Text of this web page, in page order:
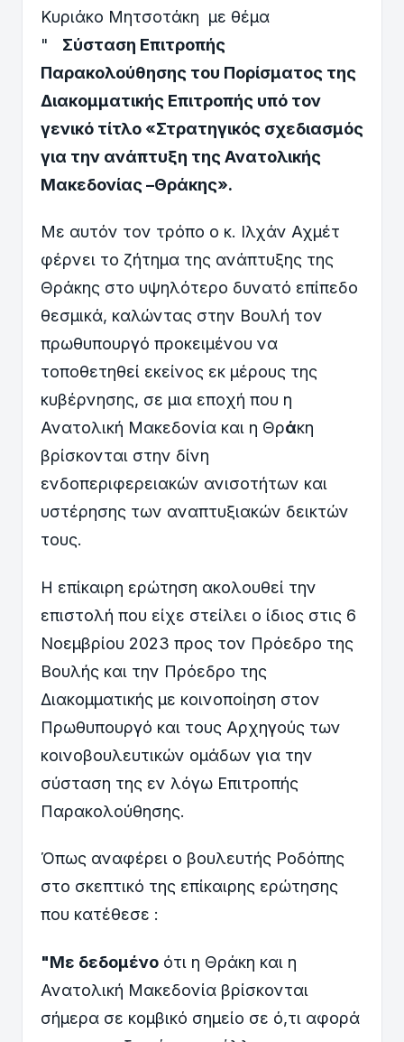
Κυριάκο Μητσοτάκη με θέμα
" Σύσταση Επιτροπής
Παρακολούθησης του Πορίσματος της
Διακομματικής Επιτροπής υπό τον
γενικό τίτλο «Στρατηγικός σχεδιασμός
για την ανάπτυξη της Ανατολικής
Μακεδονίας –Θράκης».
Με αυτόν τον τρόπο ο κ. Ιλχάν Αχμέτ
φέρνει το ζήτημα της ανάπτυξης της
Θράκης στο υψηλότερο δυνατό επίπεδο
θεσμικά, καλώντας στην Βουλή τον
πρωθυπουργό προκειμένου να
τοποθετηθεί εκείνος εκ μέρους της
κυβέρνησης, σε μια εποχή που η
Ανατολική Μακεδονία και η Θράκη
βρίσκονται στην δίνη
ενδοπεριφερειακών ανισοτήτων και
υστέρησης των αναπτυξιακών δεικτών
τους.
Η επίκαιρη ερώτηση ακολουθεί την
επιστολή που είχε στείλει ο ίδιος στις 6
Νοεμβρίου 2023 προς τον Πρόεδρο της
Βουλής και την Πρόεδρο της
Διακομματικής με κοινοποίηση στον
Πρωθυπουργό και τους Αρχηγούς των
κοινοβουλευτικών ομάδων για την
σύσταση της εν λόγω Επιτροπής
Παρακολούθησης.
Όπως αναφέρει ο βουλευτής Ροδόπης
στο σκεπτικό της επίκαιρης ερώτησης
που κατέθεσε :
"Με δεδομένο ότι η Θράκη και η
Ανατολική Μακεδονία βρίσκονται
σήμερα σε κομβικό σημείο σε ό,τι αφορά